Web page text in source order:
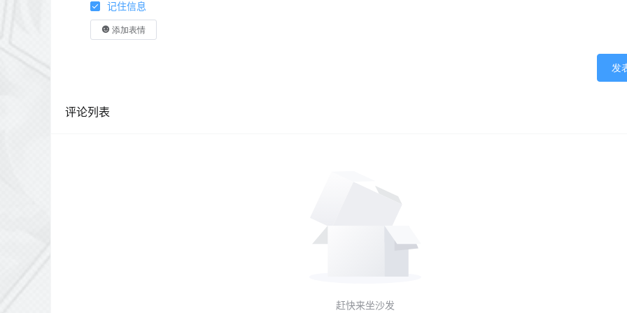
记住信息
添加表情
发
评论列表
赶快来坐沙发